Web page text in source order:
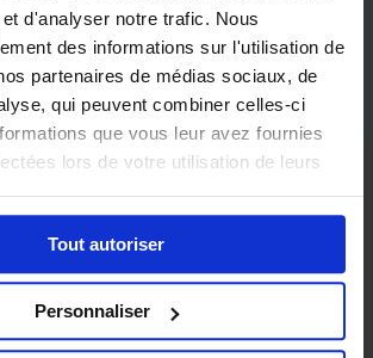
d'analyser notre trafic. Nous
des informations sur l'utilisation de
partenaires de médias sociaux, de
qui peuvent combiner celles-ci
que vous leur avez fournies
lors de votre utilisation de leurs
Tout autoriser
Personnaliser
plus beau prompt pour
remporter une parenthèse
gourmande.
le formulaire